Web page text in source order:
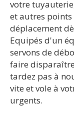
votre
et autres
déplacement
Equipés d'un
servons de
faire
tardez pas à
vite et vole à
urgents.